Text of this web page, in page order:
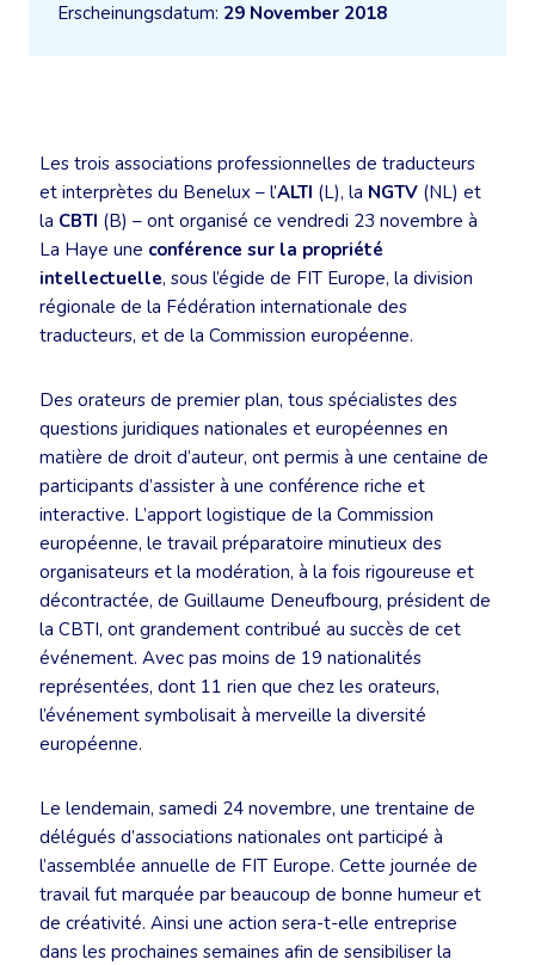
Erscheinungsdatum: 29 November 2018
Les trois associations professionnelles de traducteurs
et interprètes du Benelux – l’ALTI (L), la NGTV (NL) et
la CBTI (B) – ont organisé ce vendredi 23 novembre à
La Haye une conférence sur la propriété
intellectuelle, sous l’égide de FIT Europe, la division
régionale de la Fédération internationale des
traducteurs, et de la Commission européenne.
Des orateurs de premier plan, tous spécialistes des
questions juridiques nationales et européennes en
matière de droit d’auteur, ont permis à une centaine de
participants d’assister à une conférence riche et
interactive. L’apport logistique de la Commission
européenne, le travail préparatoire minutieux des
organisateurs et la modération, à la fois rigoureuse et
décontractée, de Guillaume Deneufbourg, président de
la CBTI, ont grandement contribué au succès de cet
événement. Avec pas moins de 19 nationalités
représentées, dont 11 rien que chez les orateurs,
l’événement symbolisait à merveille la diversité
européenne.
Le lendemain, samedi 24 novembre, une trentaine de
délégués d’associations nationales ont participé à
l’assemblée annuelle de FIT Europe. Cette journée de
travail fut marquée par beaucoup de bonne humeur et
de créativité. Ainsi une action sera-t-elle entreprise
dans les prochaines semaines afin de sensibiliser la